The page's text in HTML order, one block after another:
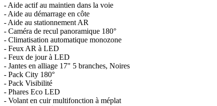
- Aide actif au maintien dans la voie
- Aide au démarrage en côte
- Aide au stationnement AR
- Caméra de recul panoramique 180°
- Climatisation automatique monozone
- Feux AR à LED
- Feux de jour à LED
- Jantes en alliage 17" 5 branches, Noires
- Pack City 180°
- Pack Visibilité
- Phares Eco LED
- Volant en cuir multifonction à méplat